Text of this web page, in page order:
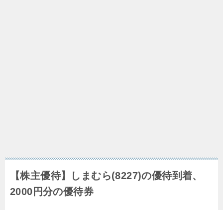
【株主優待】しまむら(8227)の優待到着、
2000円分の優待券